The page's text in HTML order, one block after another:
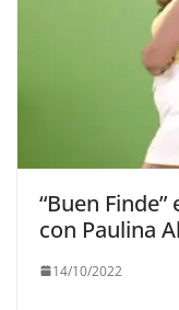
“Buen
con Paulina
14/10/2022